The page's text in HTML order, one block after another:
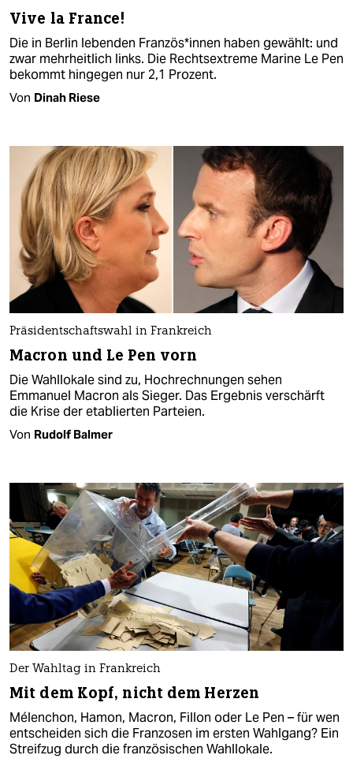
Vive la France!
Die in Berlin lebenden Französ*innen haben gewählt: und
zwar mehrheitlich links. Die Rechtsextreme Marine Le Pen
bekommt hingegen nur 2,1 Prozent.
Von Dinah Riese
Präsidentschaftswahl in Frankreich
Macron und Le Pen vorn
Die Wahllokale sind zu, Hochrechnungen sehen
Emmanuel Macron als Sieger. Das Ergebnis verschärft
die Krise der etablierten Parteien.
Von Rudolf Balmer
Der Wahltag in Frankreich
Mit dem Kopf, nicht dem Herzen
Mélenchon, Hamon, Macron, Fillon oder Le Pen – für wen
entscheiden sich die Franzosen im ersten Wahlgang? Ein
Streifzug durch die französischen Wahllokale.